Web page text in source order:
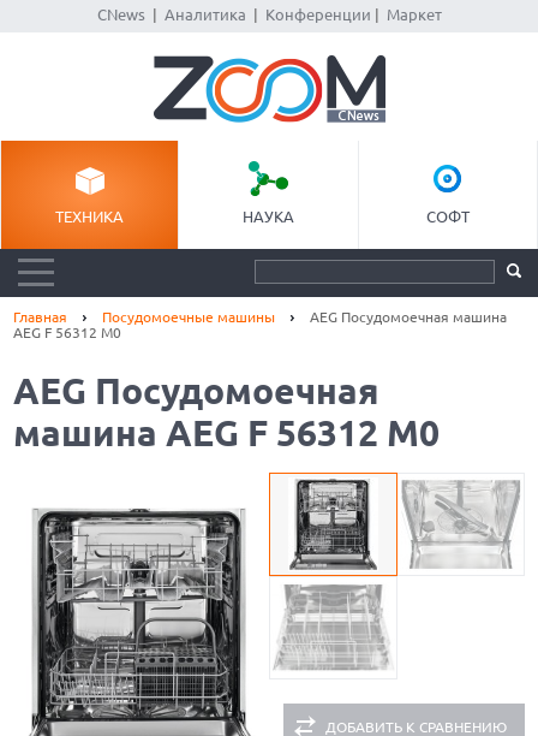
CNews| Аналитика Конференции Маркет
ТЕХНИКА НАУКА СОФТ
Главная Посудомоечные машины
AEG Посудомоечная машина
AEG F 56312 M0
AEG Посудомоечная
машина AEG F 56312 M0
ДОБАВИТЬ К СРАВНЕНИЮ